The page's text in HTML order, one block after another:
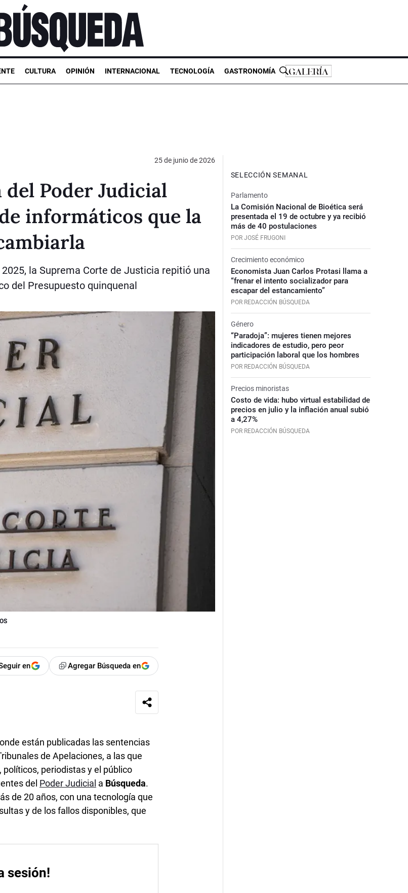
CULTURA OPINIÓN INTERNACIONAL TECNOLOGÍA GASTRONOMÍA
25 de junio de 2026
del Poder Judicial
informáticos que la
la Suprema Corte de Justicia repitió una
del Presupuesto quinquenal
en Agregar Búsqueda en
están publicadas las sentencias
de Apelaciones, a las que
periodistas y el público
del Poder Judicial a Búsqueda.
de 20 años, con una tecnología que
y de los fallos disponibles, que
sesión!
SELECCIÓN SEMANAL
Parlamento
La Comisión Nacional de Bioética será
presentada el 19 de octubre y ya recibió
más de 40 postulaciones
POR JOSÉ FRUGONI
Crecimiento económico
Economista Juan Carlos Protasi llama a
“frenar el intento socializador para
escapar del estancamiento”
POR REDACCIÓN BÚSQUEDA
Género
“Paradoja”: mujeres tienen mejores
indicadores de estudio, pero peor
participación laboral que los hombres
POR REDACCIÓN BÚSQUEDA
Precios minoristas
Costo de vida: hubo virtual estabilidad de
precios en julio y la inflación anual subió
a 4,27%
POR REDACCIÓN BÚSQUEDA